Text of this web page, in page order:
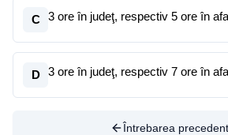
C 3 ore în judeţ, respectiv 5 ore în
D 3 ore în judeţ, respectiv 7 ore în
Întrebarea